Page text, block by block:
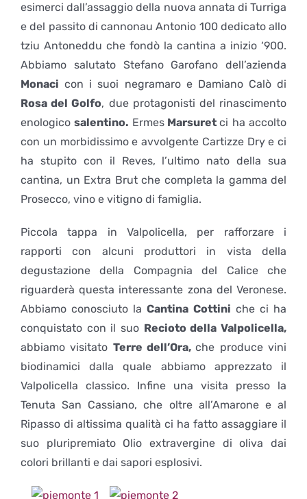
esimerci dall’assaggio della nuova annata di Turriga
e del passito di cannonau Antonio 100 dedicato allo
tziu Antoneddu che fondò la cantina a inizio ‘900.
Abbiamo salutato Stefano Garofano dell’azienda
Monaci con i suoi negramaro e Damiano Calò di
Rosa del Golfo, due protagonisti del rinascimento
enologicosalentino. ErmesMarsuretci ha accolto
con un morbidissimo e avvolgente Cartizze Dry e ci
ha stupito con il Reves, l’ultimo nato della sua
cantina, un Extra Brut che completa la gamma del
Prosecco, vino e vitigno di famiglia.
Piccola tappa in Valpolicella, per rafforzare i
rapporti con alcuni produttori in vista della
degustazione della Compagnia del Calice che
riguarderà questa interessante zona del Veronese.
Abbiamo conosciuto laCantina Cottini che ci ha
conquistato con il suo Recioto della Valpolicella,
abbiamo visitato Terre dell’Ora,che produce vini
biodinamici dalla quale abbiamo apprezzato il
Valpolicella classico. Infine una visita presso la
Tenuta San Cassiano, che oltre all’Amarone e al
Ripasso di altissima qualità ci ha fatto assaggiare il
suo pluripremiato Olio extravergine di oliva dai
colori brillanti e dai sapori esplosivi.